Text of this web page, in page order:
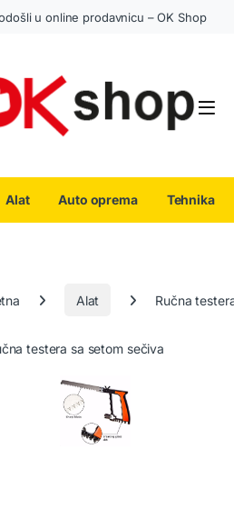
u online prodavnicu – OK Shop
Alat Auto oprema Tehnika
Alat Ručna